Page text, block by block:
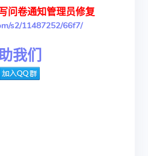
问卷通知管理员修复
s2/11487252/66f7/
我们